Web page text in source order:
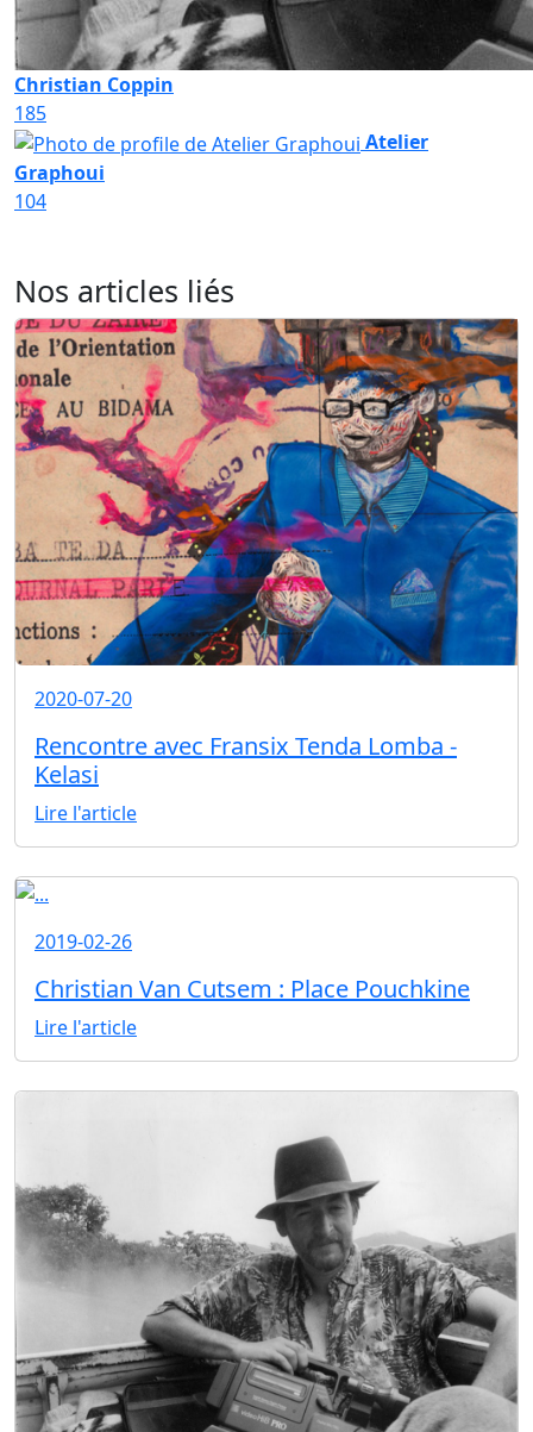
Christian Coppin
185
Atelier
Graphoui
104
Nos articles liés
2020-07-20
Rencontre avec Fransix Tenda Lomba -
Kelasi
Lire l'article
2019-02-26
Christian Van Cutsem : Place Pouchkine
Lire l'article